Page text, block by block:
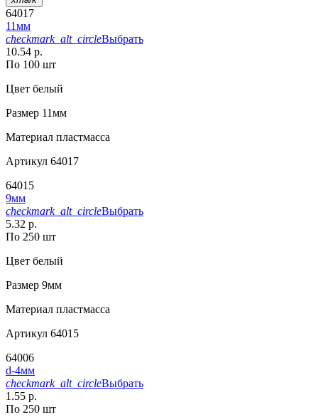
64017
11мм
checkmark_alt_circleВыбрать
10.54 р.
По 100 шт
Цвет белый
Размер 11мм
Материал пластмасса
Артикул 64017
64015
9мм
checkmark_alt_circleВыбрать
5.32 р.
По 250 шт
Цвет белый
Размер 9мм
Материал пластмасса
Артикул 64015
64006
d-4мм
checkmark_alt_circleВыбрать
1.55 р.
По 250 шт